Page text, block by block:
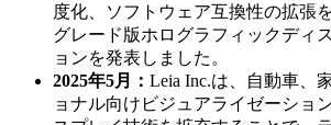
度化、ソフトウェア互換性の拡張
グレード版ホログラフィックディ
ョンを発表しました。
2025年5月： Leia Inc.は、自動車、
ョナル向けビジュアライゼーショ